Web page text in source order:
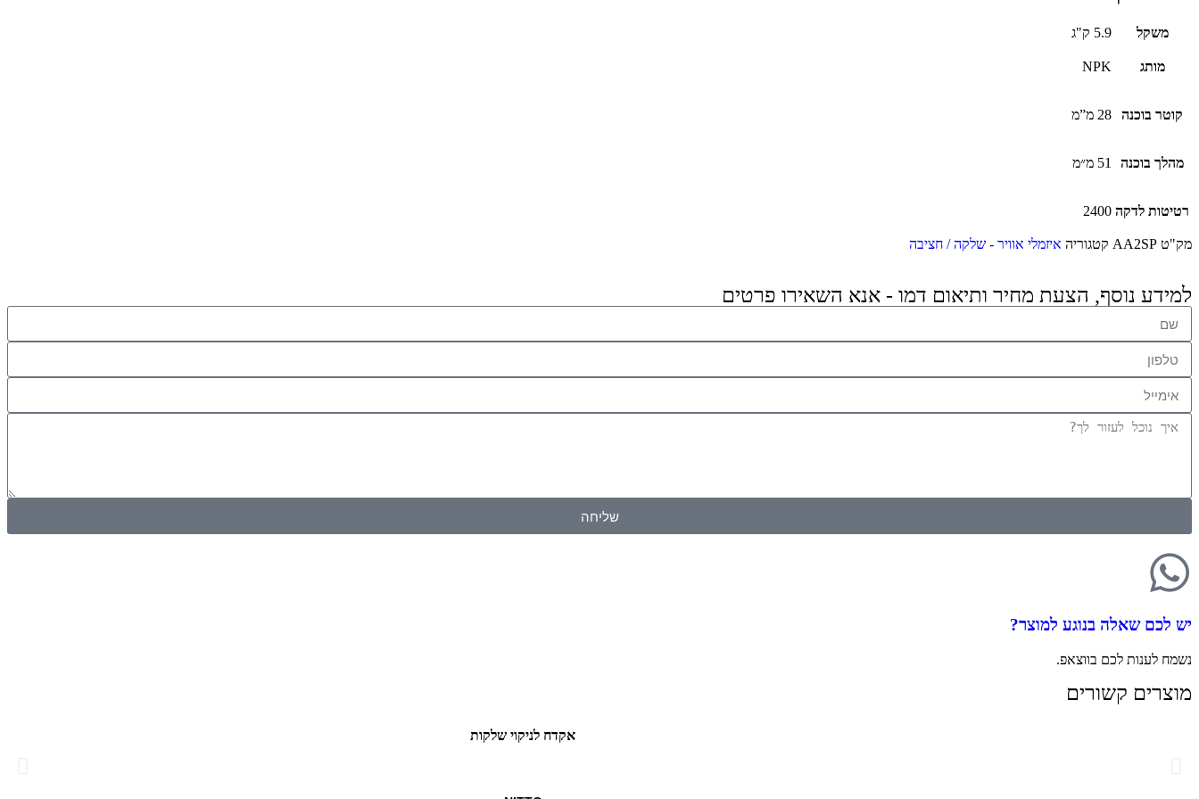
משקל 5.9 ק"ג
מותג NPK
קוטר בוכנה 28 מ”מ
מהלך בוכנה 51 מ״מ
רטיטות לדקה 2400
מק"ט AA2SP קטגוריה איזמלי אוויר - שלקה / חציבה
למידע נוסף, הצעת מחיר ותיאום דמו - אנא השאירו פרטים
שליחה
יש לכם שאלה בנוגע למוצר?
נשמח לענות לכם בווצאפ.
מוצרים קשורים
אקדח‭ ‬לניקוי‭ ‬שלקות